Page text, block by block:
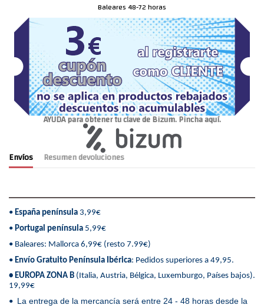
Baleares 48-72 horas
AYUDA para obtener tu clave de Bizum. Pincha aquí.
Envíos Resumen devoluciones
• España península 3,99€
• Portugal península 5,99€
• Baleares: Mallorca 6,99€ (resto 7.99€)
• Envío Gratuito Península Ibérica: Pedidos superiores a 49,95.
• EUROPA ZONA B (Italia, Austria, Bélgica, Luxemburgo, Países bajos).
19,99€
• La entrega de la mercancía será entre 24 - 48 horas desde la